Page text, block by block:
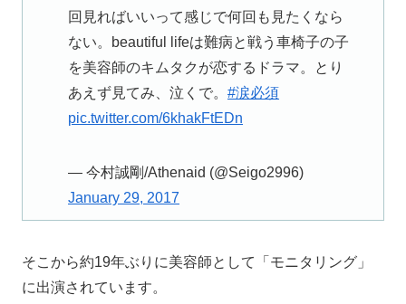
回見ればいいって感じで何回も見たくなら
ない。beautiful lifeは難病と戦う車椅子の子
を美容師のキムタクが恋するドラマ。とり
あえず見てみ、泣くで。 #涙必須
pic.twitter.com/6khakFtEDn
— 今村誠剛/Athenaid (@Seigo2996)
January 29, 2017
そこから約19年ぶりに美容師として「モニタリング」
に出演されています。